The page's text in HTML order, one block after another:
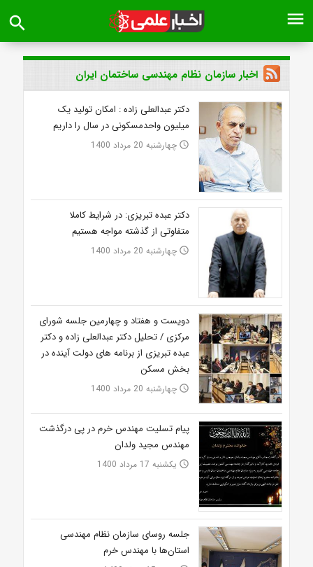
menu
search
اخبار سازمان نظام مهندسی ساختمان ایران
دکتر عبدالعلی زاده : امکان تولید یک
میلیون واحدمسکونی در سال را داریم
access_time چهارشنبه 20 مرداد 1400
دکتر عبده تبریزی: در شرایط کاملا
متفاوتی از گذشته مواجه هستیم
access_time چهارشنبه 20 مرداد 1400
دویست و هفتاد و چهارمین جلسه شورای
مرکزی / تحلیل دکتر عبدالعلی زاده و دکتر
عبده تبریزی از برنامه های دولت آینده در
بخش مسکن
access_time چهارشنبه 20 مرداد 1400
پیام تسلیت مهندس خرم در پی درگذشت
مهندس مجید ولدان
access_time یکشنبه 17 مرداد 1400
جلسه روسای سازمان نظام مهندسی
استان‌ها با مهندس خرم